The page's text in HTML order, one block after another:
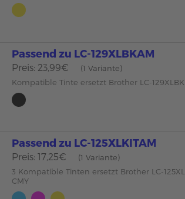
Passend zu LC-129XLBKAM
Preis: 23,99€
(1 Variante)
Kompatible Tinte ersetzt Brother LC-
Passend zu LC-125XLKITAM
Preis: 17,25€
(1 Variante)
3 Kompatible Tinten ersetzt Brother LC-
CMY